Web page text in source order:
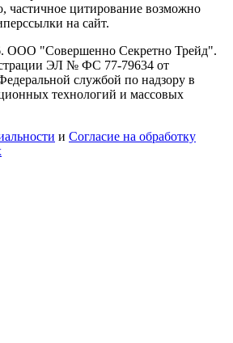
частичное цитирование возможно
на сайт.
ООО "Совершенно Секретно Трейд".
ЭЛ № ФС 77-79634 от
службой по надзору в
технологий и массовых
и Согласие на обработку